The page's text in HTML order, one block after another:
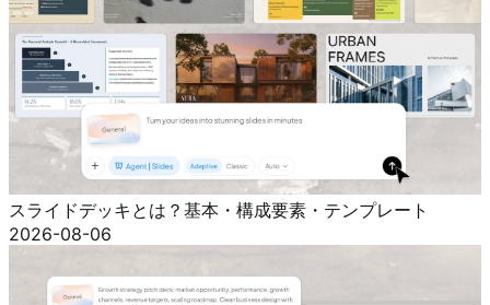
スライドデッキとは？基本・構成要素・テンプレート
2026-08-06